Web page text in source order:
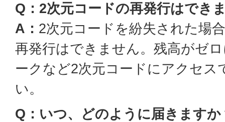
Q：2次元コードの再発行はでき
A： 2次元コードを紛失された場
再発行はできません。残高がゼ
ークなど2次元コードにアクセス
い。
Q：いつ、どのように届きますか